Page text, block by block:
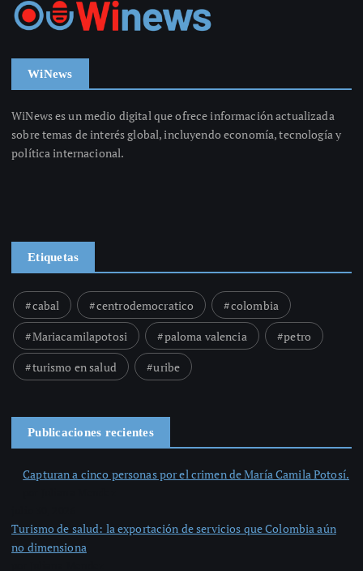
WiNews
WiNews es un medio digital que ofrece información actualizada
sobre temas de interés global, incluyendo economía, tecnología y
política internacional.
Etiquetas
cabal centrodemocratico
colombia
Mariacamilapotosi
paloma valencia
petro
turismo en salud
uribe
Publicaciones recientes
Capturan a cinco personas por el crimen de María Camila Potosí.
Turismo de salud: la exportación de servicios que Colombia aún
no dimensiona